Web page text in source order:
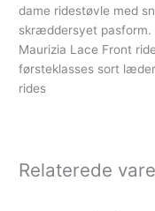
dame ridestøvle med
skræddersyet pasform.
Maurizia Lace Front
førsteklasses sort
rides
Relaterede